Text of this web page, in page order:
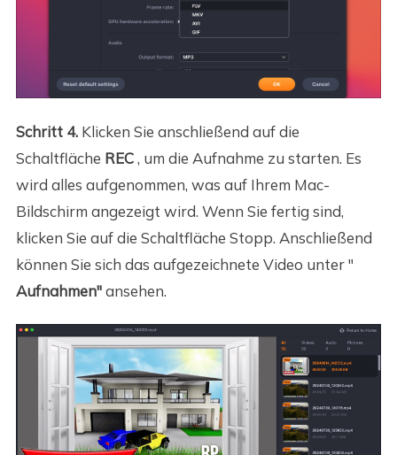
Schritt 4.Klicken Sie anschließend auf die
Schaltfläche REC, um die Aufnahme zu starten. Es
wird alles aufgenommen, was auf Ihrem Mac-
Bildschirm angezeigt wird. Wenn Sie fertig sind,
klicken Sie auf die Schaltfläche Stopp. Anschließend
können Sie sich das aufgezeichnete Video unter "
Aufnahmen"ansehen.